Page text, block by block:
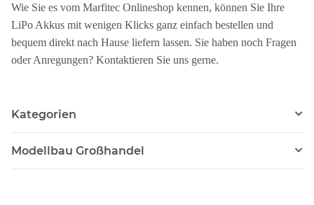
Wie Sie es vom Marfitec Onlineshop kennen, können Sie Ihre
LiPo Akkus mit wenigen Klicks ganz einfach bestellen und
bequem direkt nach Hause liefern lassen. Sie haben noch Fragen
oder Anregungen? Kontaktieren Sie uns gerne.
Kategorien
Modellbau Großhandel